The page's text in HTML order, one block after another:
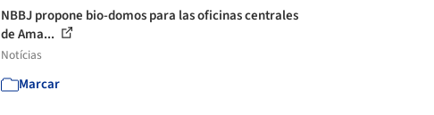
NBBJ propone bio-domos para las oficinas centrales
de Ama...
Notícias
Marcar